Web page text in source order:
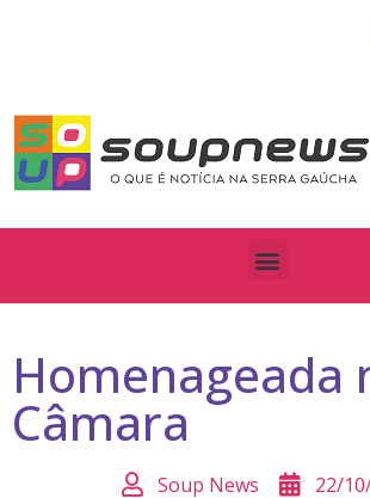
Homenageada
Câmara
Soup News 22/